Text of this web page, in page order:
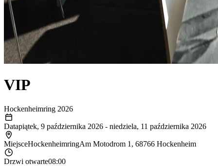
VIP
Hockenheimring 2026
Datapiątek, 9 października 2026 - niedziela, 11 października 2026
MiejsceHockenheimringAm Motodrom 1, 68766 Hockenheim
Drzwi otwarte08:00